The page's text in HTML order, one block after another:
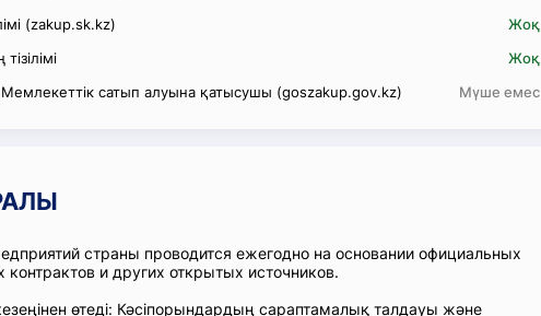
(zakup.sk.kz)
Жоқ
Жоқ
сатып алуына қатысушы (goszakup.gov.kz)
Мүше емес
страны проводится ежегодно на основании официальных
и других открытых источников.
өтеді: Кәсіпорындардың сараптамалық талдауы және